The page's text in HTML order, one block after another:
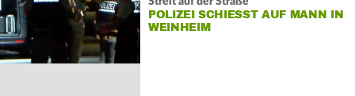
POLIZEI SCHIESST AUF MANN IN W
EINHEIM